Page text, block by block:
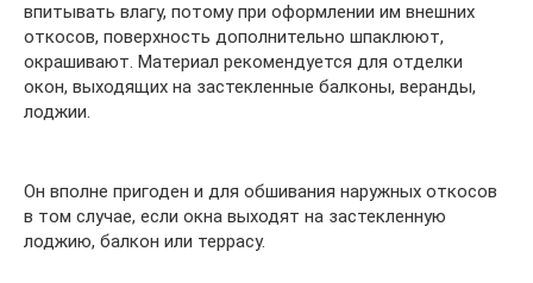
впитывать влагу, потому при оформлении им внешних
откосов, поверхность дополнительно шпаклюют,
окрашивают. Материал рекомендуется для отделки
окон, выходящих на застекленные балконы, веранды,
лоджии.
Он вполне пригоден и для обшивания наружных откосов
в том случае, если окна выходят на застекленную
лоджию, балкон или террасу.